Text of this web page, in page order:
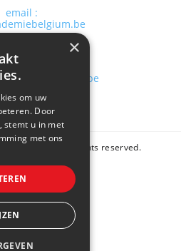
email :
:
Belgium. All rights reserved.
policy
policy
×
om uw
Door
stemt u in met
met ons